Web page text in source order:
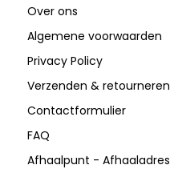
Over ons
Algemene voorwaarden
Privacy Policy
Verzenden & retourneren
Contactformulier
FAQ
Afhaalpunt - Afhaaladres